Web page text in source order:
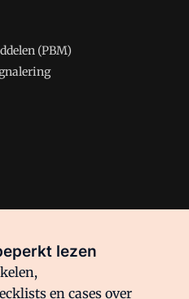
(PBM)
lezen
en cases over